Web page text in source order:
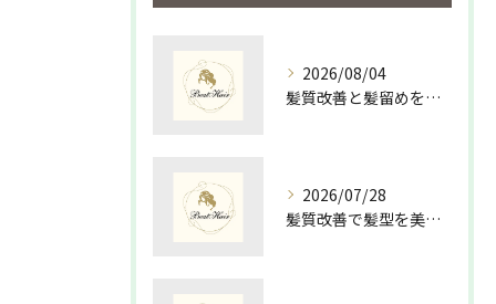
2026/08/04
髪質改善と髪留めを活かして島根県松江市隠岐郡海士町で手軽にツヤ髪を手に入れる方法
2026/07/28
髪質改善で髪型を美しく保つための最適な選び方と毎日のスタイリング術